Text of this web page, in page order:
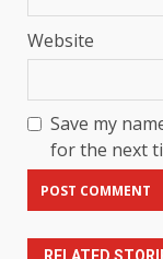
Website
Save my
for the next